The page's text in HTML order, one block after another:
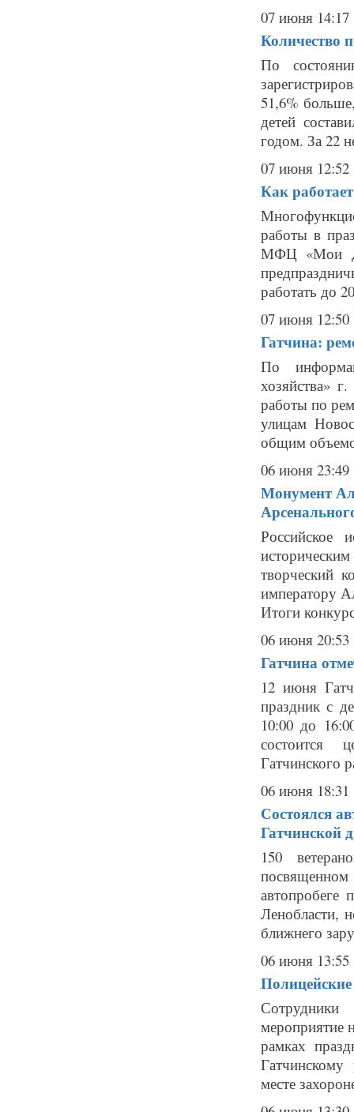
07 июня 14:17
Количество
По
51,6%
детей
годом. За 22
07 июня 12:52
Как
работы в
МФЦ «Мои
работать до
07 июня 12:50
Гатчина:
По
хозяйства»
работы по
улицам
общим
06 июня 23:49
Монумент
Российское
творческий
императору
Итоги
06 июня 20:53
Гатчина
12 июня
праздник с
10:00 до
состоится
Гатчинского
06 июня 18:31
Состоялся
Гатчинской
150
автопробеге
Ленобласти,
ближнего
06 июня 13:55
Сотрудники
мероприятие
рамках
Гатчинскому
месте